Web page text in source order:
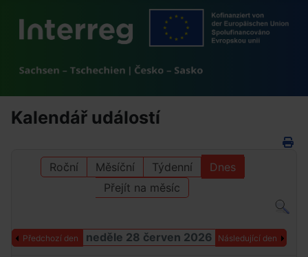
Kalendář událostí
Roční Měsíční Týdenní
Dnes
Přejít na měsíc
Předchozí den neděle 28 červen 2026 Následující den